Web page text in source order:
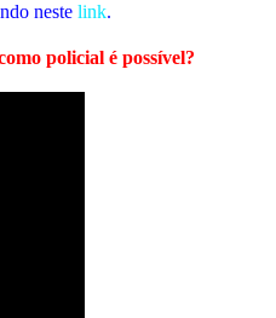
neste link.
policial é possível?